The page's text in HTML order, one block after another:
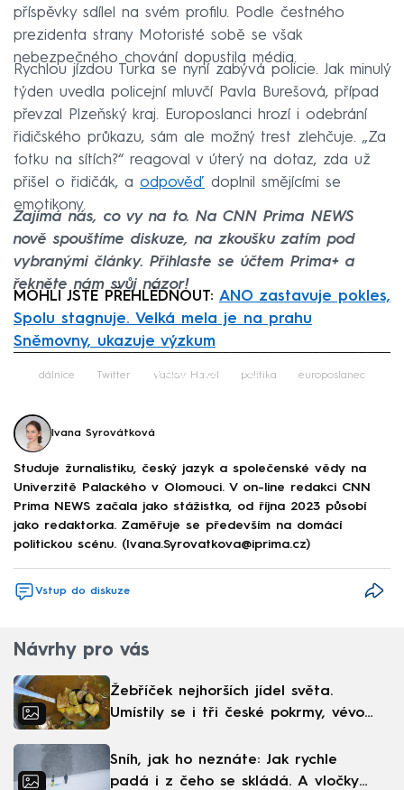
příspěvky sdílel na svém profilu. Podle čestného
prezidenta strany Motoristé sobě se však
nebezpečného chování dopustila média.
Rychlou jízdou Turka se nyní zabývá policie. Jak minulý
týden uvedla policejní mluvčí Pavla Burešová, případ
převzal Plzeňský kraj. Europoslanci hrozí i odebrání
řidičského průkazu, sám ale možný trest zlehčuje. „Za
fotku na sítích?“ reagoval v úterý na dotaz, zda už
přišel o řidičák, a odpověď doplnil smějícími se
emotikony.
Zajímá nás, co vy na to. Na CNN Prima NEWS
nově spouštíme diskuze, na zkoušku zatím pod
vybranými články. Přihlaste se účtem Prima+ a
řekněte nám svůj názor!
MOHLI JSTE PŘEHLÉDNOUT: ANO zastavuje pokles,
Spolu stagnuje. Velká mela je na prahu
Sněmovny, ukazuje výzkum
Failed to fetch
dálnice Twitter Václav Havel politika europoslanec
Ivana Syrovátková
Studuje žurnalistiku, český jazyk a společenské vědy na
Univerzitě Palackého v Olomouci. V on-line redakci CNN
Prima NEWS začala jako stážistka, od října 2023 působí
jako redaktorka. Zaměřuje se především na domácí
politickou scénu. (Ivana.Syrovatkova@iprima.cz)
Vstup do diskuze
Návrhy pro vás
Žebříček nejhorších jídel světa.
Umístily se i tři české pokrmy, vévodí
Sníh, jak ho neznáte: Jak rychle
padá i z čeho se skládá. A vločky